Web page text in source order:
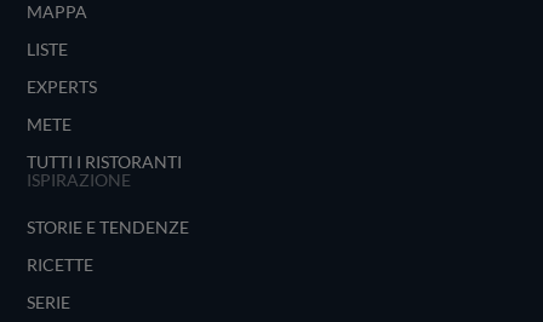
MAPPA
LISTE
EXPERTS
METE
TUTTI I RISTORANTI
ISPIRAZIONE
STORIE E TENDENZE
RICETTE
SERIE